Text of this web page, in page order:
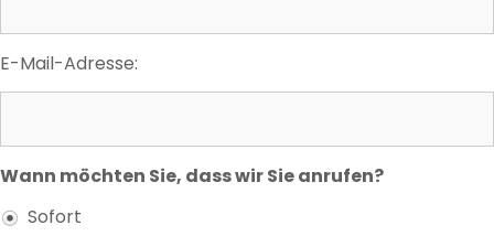
E-Mail-Adresse:
Wann möchten Sie, dass wir Sie anrufen?
Sofort